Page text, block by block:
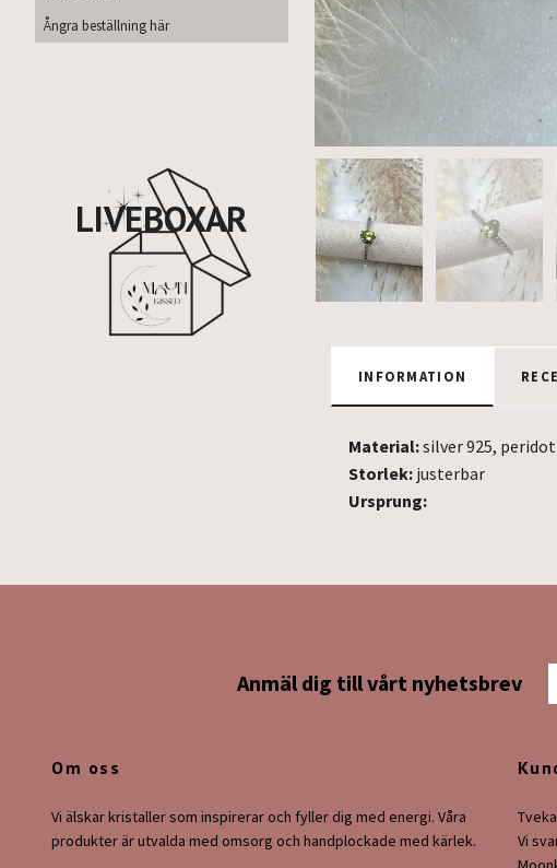
Ångra beställning här
LIVEBOXAR
INFORMATION
Material:silver 925, peridot
Storlek: justerbar
Ursprung:
Anmäl dig till vårt nyhetsbrev
Om oss
Vi älskar kristaller som inspirerar och fyller dig med energi. Våra
produkter är utvalda med omsorg och handplockade med kärlek.
Vi